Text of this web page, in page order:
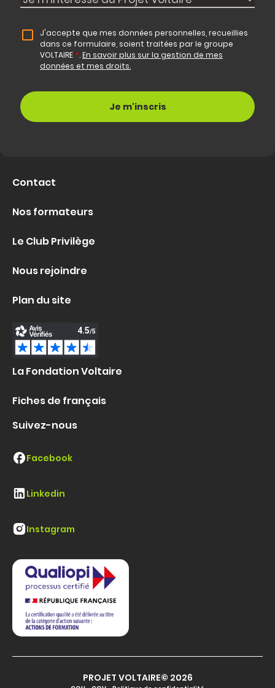
J'accepte que mes données personnelles, recueillies
dans ce formulaire, soient traitées par le groupe
VOLTAIRE *.En savoir plus sur la gestion de mes
données et mes droits.
Contact
Nos formateurs
Le Club Privilège
Nous rejoindre
Plan du site
La Fondation Voltaire
Fiches de français
Suivez-nous
Facebook
Linkedin
Instagram
PROJET VOLTAIRE© 2026